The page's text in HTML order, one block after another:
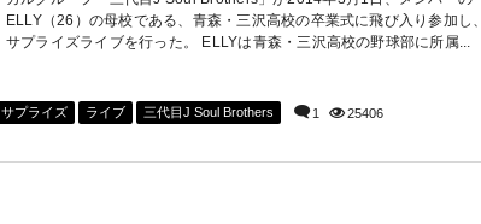
ELLY（26）の母校である、青森・三沢高校の卒業式に飛び入り参加し、
サプライズライブを行った。 ELLYは青森・三沢高校の野球部に所属...
サプライズ ライブ 三代目J Soul Brothers 1 25406